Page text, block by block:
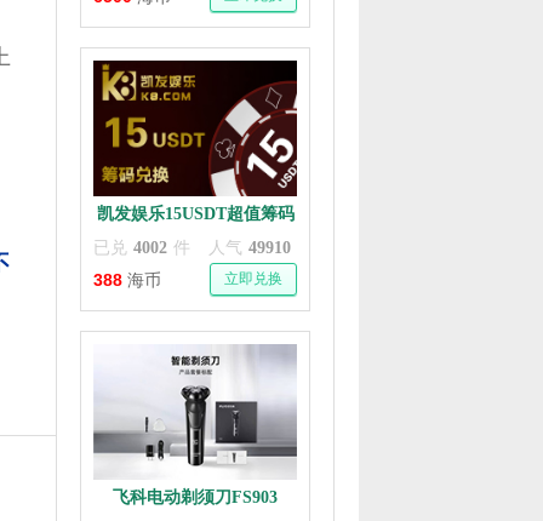
凯发娱乐15USDT超值筹码
人气 49910
已兑 4002 件
388 海币 立即兑换
飞科电动剃须刀FS903